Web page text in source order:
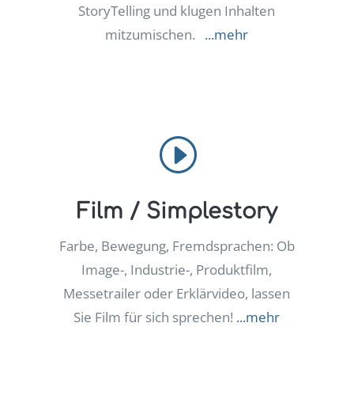
StoryTelling und klugen Inhalten
mitzumischen. ...mehr
I
Film / Simplestory
Farbe, Bewegung, Fremdsprachen: Ob
Image-, Industrie-, Produktfilm,
Messetrailer oder Erklärvideo, lassen
Sie Film für sich sprechen! ...mehr